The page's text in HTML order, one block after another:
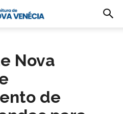
Nova
de